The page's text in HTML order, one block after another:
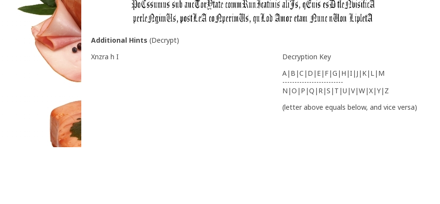
Additional Hints (Decrypt)
Xnzra h I
Decryption Key
A|B|C|D|E|F|G|H|I|J|K|L|M
-------------------------
N|O|P|Q|R|S|T|U|V|W|X|Y|Z
(letter above equals below, and vice versa)